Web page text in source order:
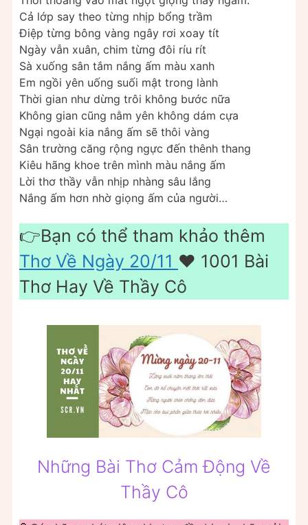
Cả lớp say theo từng nhịp bổng trầm
Điệp từng bông vàng ngây rơi xoay tít
Ngày vẫn xuân, chim từng đôi ríu rít
Sà xuống sân tắm nắng ấm màu xanh
Em ngồi yên uống suối mật trong lành
Thời gian như dừng trôi không bước nữa
Không gian cũng nằm yên không dám cựa
Ngại ngoài kia nắng ấm sẽ thôi vàng
Sân trường căng rộng ngực đến thênh thang
Kiêu hãng khoe trên mình màu nắng ấm
Lời thơ thầy vẫn nhịp nhàng sâu lắng
Nắng ấm hơn nhờ giọng ấm của người…
👉Bạn có thể tham khảo thêm
Thơ Về Ngày 20/11 ❤️ 1001 Bài
Thơ Hay Về Thầy Cô
Những Bài Thơ Cảm Động Về
Thầy Cô